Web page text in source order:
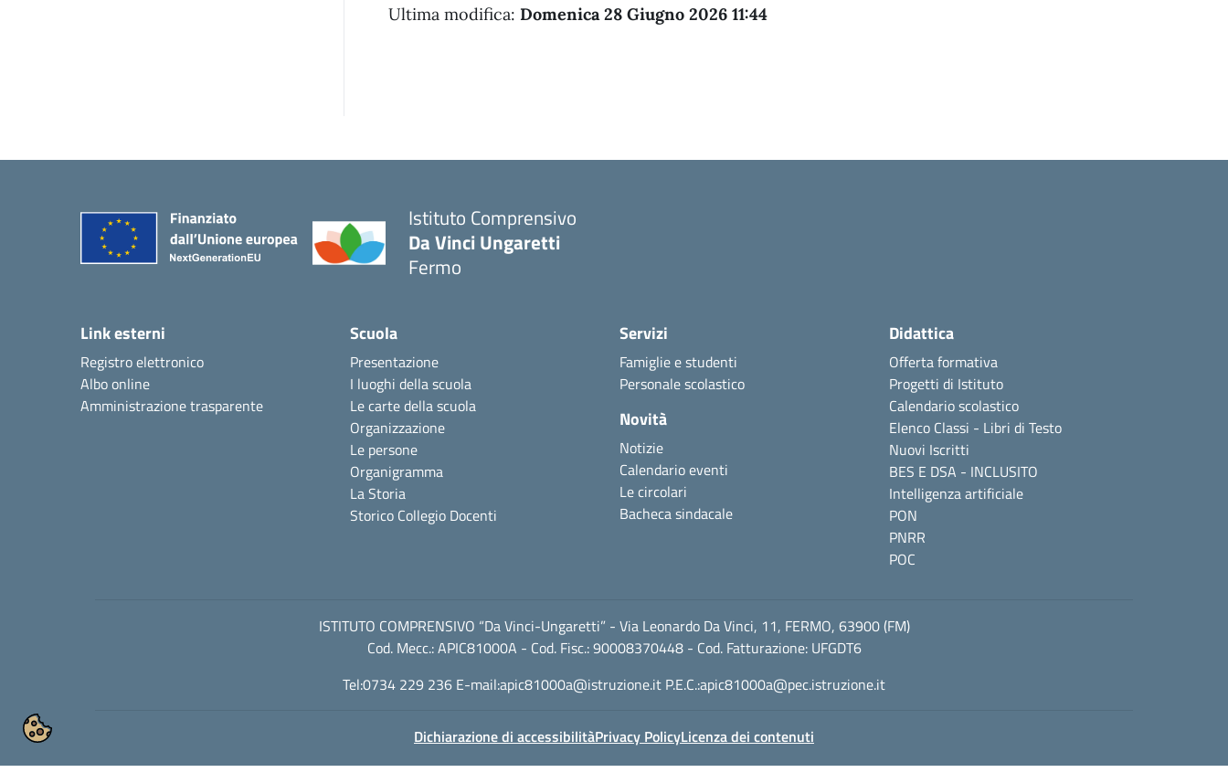
Ultima modifica: Domenica 28 Giugno 2026 11:44
Istituto Comprensivo
Da Vinci Ungaretti
Fermo
Link esterni
Registro elettronico
Albo online
Amministrazione trasparente
Scuola
Presentazione
I luoghi della scuola
Le carte della scuola
Organizzazione
Le persone
Organigramma
La Storia
Storico Collegio Docenti
Servizi
Famiglie e studenti
Personale scolastico
Novità
Notizie
Calendario eventi
Le circolari
Bacheca sindacale
Didattica
Offerta formativa
Progetti di Istituto
Calendario scolastico
Elenco Classi - Libri di Testo
Nuovi Iscritti
BES E DSA - INCLUSITO
Intelligenza artificiale
PON
PNRR
POC
ISTITUTO COMPRENSIVO “Da Vinci-Ungaretti” - Via Leonardo Da Vinci, 11, FERMO, 63900 (FM)
Cod. Mecc.: APIC81000A - Cod. Fisc.: 90008370448 - Cod. Fatturazione: UFGDT6
Tel:0734 229 236 E-mail:apic81000a@istruzione.it P.E.C.:apic81000a@pec.istruzione.it
Dichiarazione di accessibilitàPrivacy PolicyLicenza dei contenuti